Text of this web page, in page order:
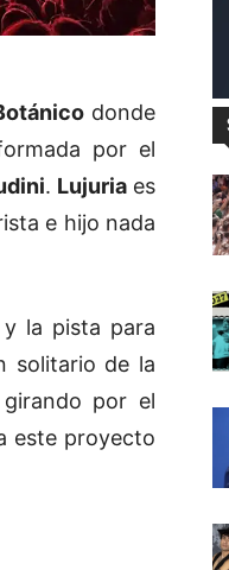
donde
por el
. Lujuriaes
e hijo nada
la pista para
solitario de la
por el
este proyecto